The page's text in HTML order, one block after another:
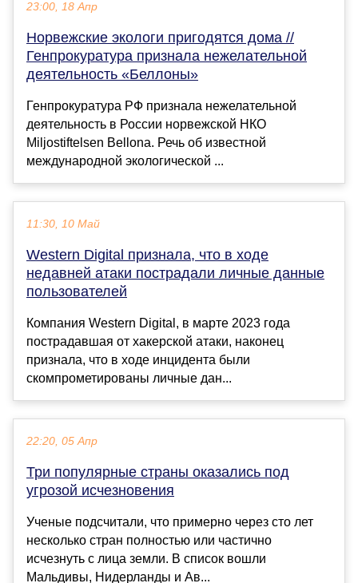
23:00, 18 Апр
Норвежские экологи пригодятся дома //
Генпрокуратура признала нежелательной
деятельность «Беллоны»
Генпрокуратура РФ признала нежелательной
деятельность в России норвежской НКО
Miljostiftelsen Bellona. Речь об известной
международной экологической ...
11:30, 10 Май
Western Digital признала, что в ходе
недавней атаки пострадали личные данные
пользователей
Компания Western Digital, в марте 2023 года
пострадавшая от хакерской атаки, наконец
признала, что в ходе инцидента были
скомпрометированы личные дан...
22:20, 05 Апр
Три популярные страны оказались под
угрозой исчезновения
Ученые подсчитали, что примерно через сто лет
несколько стран полностью или частично
исчезнуть с лица земли. В список вошли
Мальдивы, Нидерланды и Ав...